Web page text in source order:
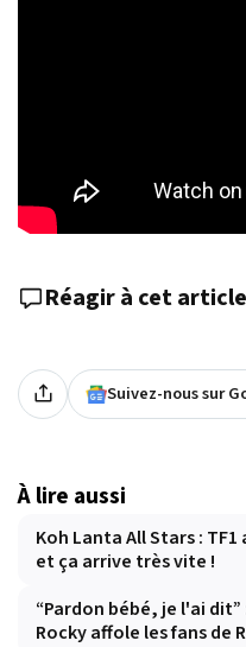
Réagir à cet article
Suivez-nous sur
À lire aussi
Koh Lanta All Stars :
et ça arrive très vite !
“Pardon bébé, je l'ai
Rocky affole les fans de